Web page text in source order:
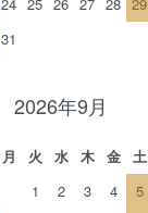
31
2026年9月
月 火 水 木 金
土
1
2 3 4
5